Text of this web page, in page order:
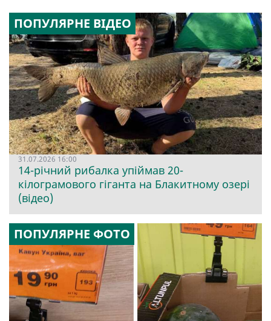
ПОПУЛЯРНЕ ВІДЕО
31.07.2026 16:00
14-річний рибалка упіймав 20-
кілограмового гіганта на Блакитному озері
(відео)
ПОПУЛЯРНЕ ФОТО